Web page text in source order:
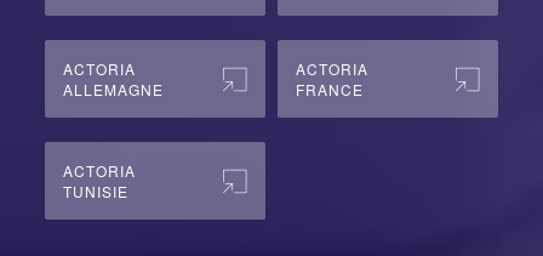
ACTORIA
ALLEMAGNE
ACTORIA
FRANCE
ACTORIA
TUNISIE